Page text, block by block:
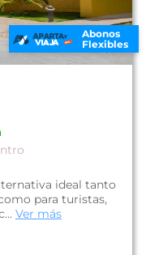
Abonos
Flexibles
Villa